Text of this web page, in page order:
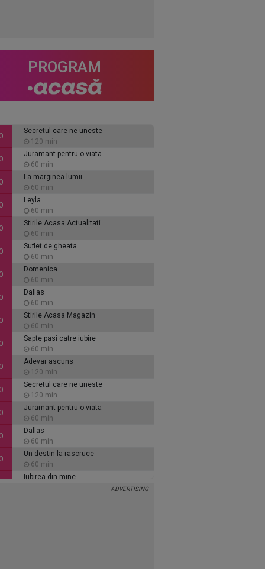
PROGRAM
Secretul care ne uneste
120 min
Juramant pentru o viata
60 min
La marginea lumii
60 min
Leyla
60 min
Stirile Acasa Actualitati
60 min
Suflet de gheata
60 min
Domenica
60 min
Dallas
60 min
Stirile Acasa Magazin
60 min
Sapte pasi catre iubire
60 min
Adevar ascuns
120 min
Secretul care ne uneste
120 min
Juramant pentru o viata
60 min
Dallas
60 min
Un destin la rascruce
60 min
Iubirea din mine